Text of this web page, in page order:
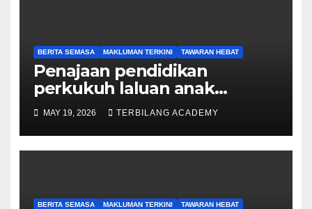
BERITA SEMASA MAKLUMAN TERKINI TAWARAN HEBAT
Penajaan pendidikan
perkukuh laluan anak
Sarawak ke peringkat
Sarjana, PhD
MAY 19, 2026 TERBILANG ACADEMY
BERITA SEMASA MAKLUMAN TERKINI TAWARAN HEBAT